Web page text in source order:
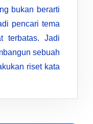
bukan berarti
pencari tema
terbatas. Jadi
sebuah
riset kata